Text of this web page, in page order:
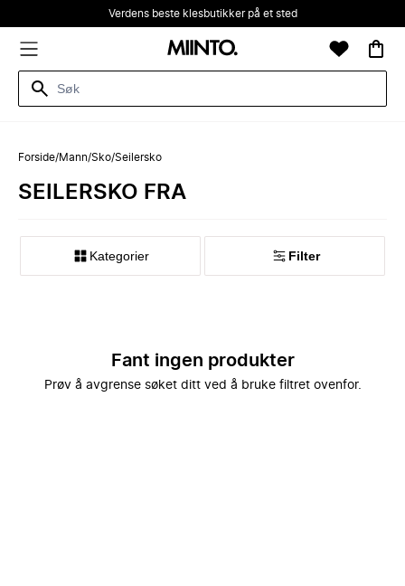
Verdens beste klesbutikker på et sted
Forside/Mann/Sko/Seilersko
SEILERSKO FRA
Kategorier Filter
Fant ingen produkter
Prøv å avgrense søket ditt ved å bruke filtret ovenfor.